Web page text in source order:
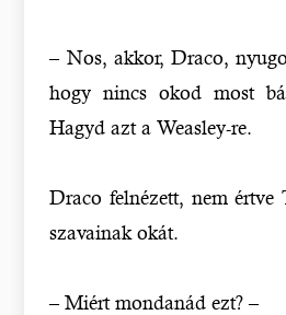
– Nos, akkor, Draco,
hogy nincs okod most
Hagyd azt a Weasley-re.
Draco felnézett, nem értve
szavainak okát.
– Miért mondanád ezt? –